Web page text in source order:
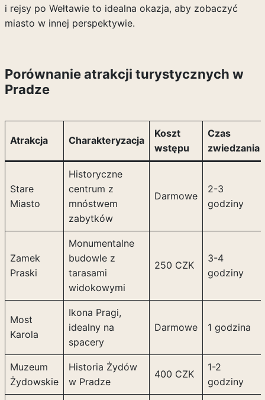
i rejsy po Wełtawie to idealna okazja, aby zobaczyć
miasto w innej perspektywie.
Porównanie atrakcji turystycznych w
Pradze
Atrakcja Charakteryzacja
Koszt
wstępu
Czas
zwiedzania
Stare
Miasto
Historyczne
centrum z
mnóstwem
zabytków
Darmowe
2-3
godziny
Zamek
Praski
Monumentalne
budowle z
tarasami
widokowymi
250 CZK
3-4
godziny
Most
Karola
Ikona Pragi,
idealny na
spacery
Darmowe 1 godzina
Muzeum
Żydowskie
Historia Żydów
w Pradze
400 CZK
1-2
godziny